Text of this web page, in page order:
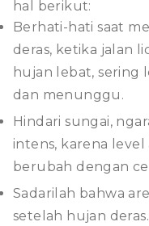
hal berikut:
Berhati-hati saat
deras, ketika jalan
hujan lebat, sering
dan menunggu.
Hindari sungai,
intens, karena
berubah dengan
Sadarilah bahwa
setelah hujan